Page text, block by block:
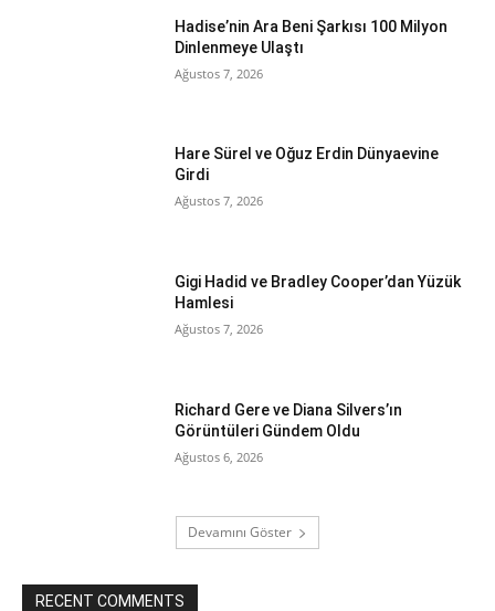
Hadise’nin Ara Beni Şarkısı 100 Milyon
Dinlenmeye Ulaştı
Ağustos 7, 2026
Hare Sürel ve Oğuz Erdin Dünyaevine
Girdi
Ağustos 7, 2026
Gigi Hadid ve Bradley Cooper’dan Yüzük
Hamlesi
Ağustos 7, 2026
Richard Gere ve Diana Silvers’ın
Görüntüleri Gündem Oldu
Ağustos 6, 2026
Devamını Göster
RECENT COMMENTS